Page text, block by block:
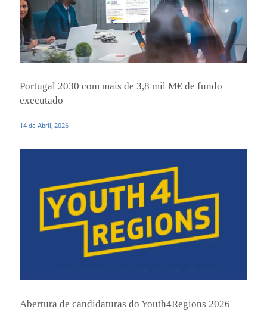
Portugal 2030 com mais de 3,8 mil M€ de fundo
executado
14 de Abril, 2026
Abertura de candidaturas do Youth4Regions 2026